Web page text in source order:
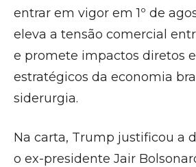
entrar em vigor em 1º de
eleva a tensão comercial
e promete impactos diretos
estratégicos da economia
siderurgia.
Na carta, Trump justificou a
o ex-presidente Jair